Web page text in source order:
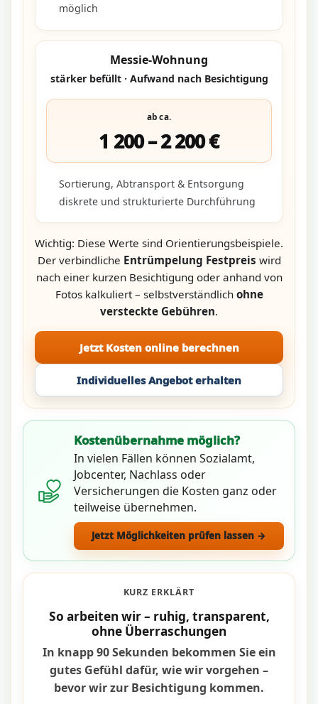
möglich
Messie-Wohnung
stärker befüllt · Aufwand nach Besichtigung
ab ca.
1 200 – 2 200 €
Sortierung, Abtransport & Entsorgung
diskrete und strukturierte Durchführung
Wichtig: Diese Werte sind Orientierungsbeispiele.
Der verbindliche Entrümpelung Festpreis wird
nach einer kurzen Besichtigung oder anhand von
Fotos kalkuliert – selbstverständlich ohne
versteckte Gebühren.
Jetzt Kosten online berechnen
Individuelles Angebot erhalten
Kostenübernahme möglich?
In vielen Fällen können Sozialamt,
Jobcenter, Nachlass oder
Versicherungen die Kosten ganz oder
teilweise übernehmen.
Jetzt Möglichkeiten prüfen lassen →
KURZ ERKLÄRT
So arbeiten wir – ruhig, transparent,
ohne Überraschungen
In knapp 90 Sekunden bekommen Sie ein
gutes Gefühl dafür, wie wir vorgehen –
bevor wir zur Besichtigung kommen.